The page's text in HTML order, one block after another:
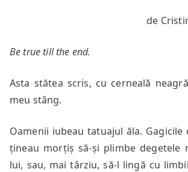
de
Be true till the end.
Asta stătea scris, cu cerneală
meu stâng.
Oamenii iubeau tatuajul ăla. Gagicile
țineau morțiș să-și plimbe degetele
lui, sau, mai târziu, să-l lingă cu